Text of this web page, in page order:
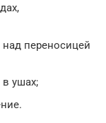
переносицей
ушах;